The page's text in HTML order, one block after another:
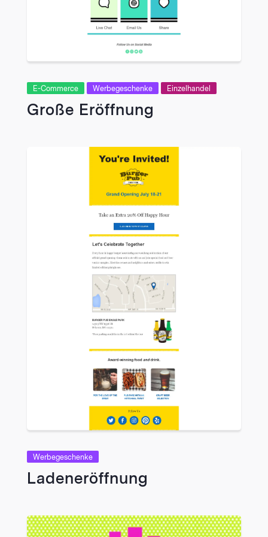
E-Commerce Werbegeschenke Einzelhandel
Große Eröffnung
Werbegeschenke
Ladeneröffnung
VIEW